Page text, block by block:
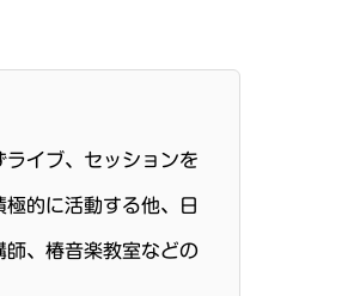
イブ、セッションを
的に活動する他、日
、椿音楽教室などの